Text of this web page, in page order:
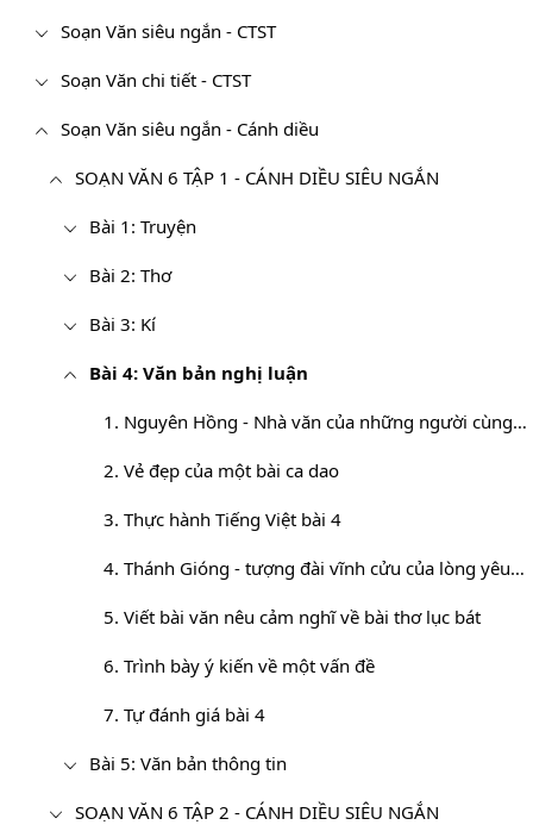
Soạn Văn siêu ngắn - CTST
Soạn Văn chi tiết - CTST
Soạn Văn siêu ngắn - Cánh diều
SOẠN VĂN 6 TẬP 1 - CÁNH DIỀU SIÊU NGẮN
Bài 1: Truyện
Bài 2: Thơ
Bài 3: Kí
Bài 4: Văn bản nghị luận
1. Nguyên Hồng - Nhà văn của những người cùng khổ
2. Vẻ đẹp của một bài ca dao
3. Thực hành Tiếng Việt bài 4
4. Thánh Gióng - tượng đài vĩnh cửu của lòng yêu nước
5. Viết bài văn nêu cảm nghĩ về bài thơ lục bát
6. Trình bày ý kiến về một vấn đề
7. Tự đánh giá bài 4
Bài 5: Văn bản thông tin
SOẠN VĂN 6 TẬP 2 - CÁNH DIỀU SIÊU NGẮN